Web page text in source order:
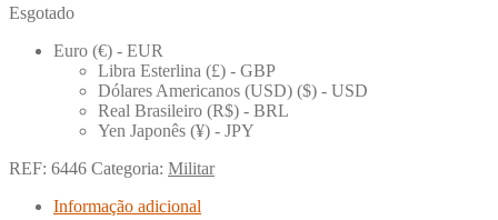
Esgotado
Euro (€) - EUR
Libra Esterlina (£) - GBP
Dólares Americanos (USD) ($) - USD
Real Brasileiro (R$) - BRL
Yen Japonês (¥) - JPY
REF: 6446 Categoria: Militar
Informação adicional